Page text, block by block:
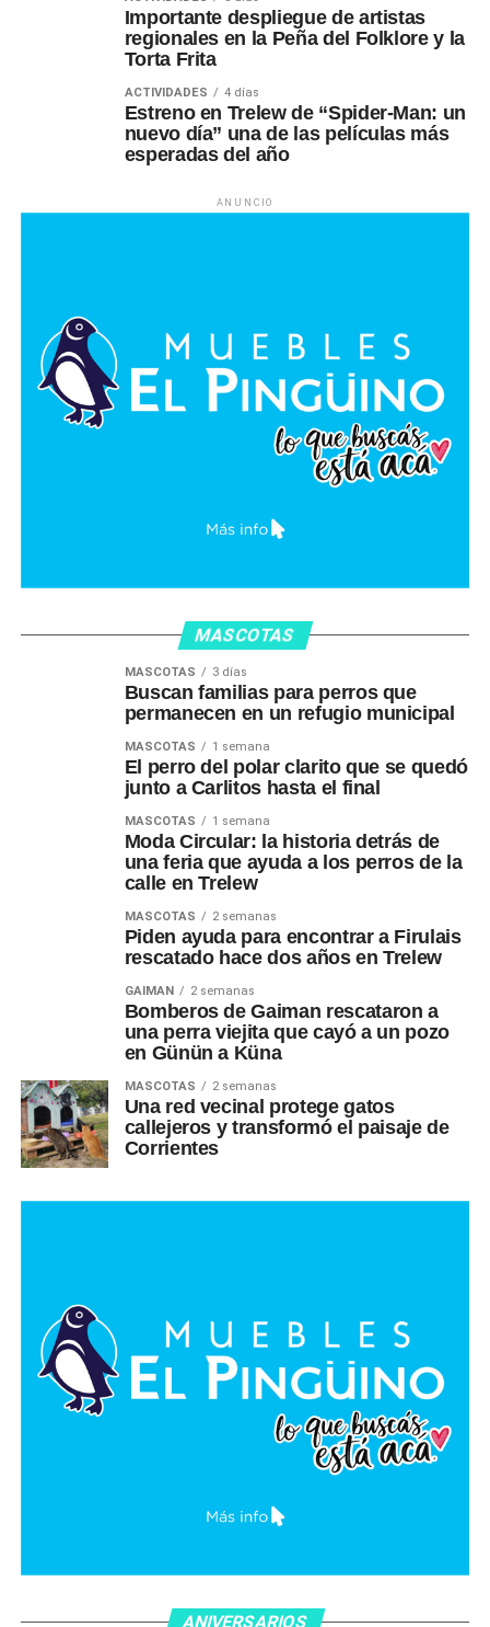
Importante despliegue de artistas
regionales en la Peña del Folklore y la
Torta Frita
ACTIVIDADES 4 días
Estreno en Trelew de “Spider-Man: un
nuevo día” una de las películas más
esperadas del año
ANUNCIO
MASCOTAS
MASCOTAS 3 días
Buscan familias para perros que
permanecen en un refugio municipal
MASCOTAS 1 semana
El perro del polar clarito que se quedó
junto a Carlitos hasta el final
MASCOTAS 1 semana
Moda Circular: la historia detrás de
una feria que ayuda a los perros de la
calle en Trelew
MASCOTAS 2 semanas
Piden ayuda para encontrar a Firulais
rescatado hace dos años en Trelew
GAIMAN 2 semanas
Bomberos de Gaiman rescataron a
una perra viejita que cayó a un pozo
en Günün a Küna
MASCOTAS 2 semanas
Una red vecinal protege gatos
callejeros y transformó el paisaje de
Corrientes
ANIVERSARIOS